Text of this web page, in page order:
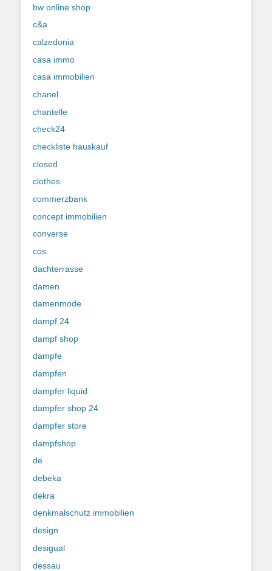
bw online shop
c&a
calzedonia
casa immo
casa immobilien
chanel
chantelle
check24
checkliste hauskauf
closed
clothes
commerzbank
concept immobilien
converse
cos
dachterrasse
damen
damenmode
dampf 24
dampf shop
dampfe
dampfen
dampfer liquid
dampfer shop 24
dampfer store
dampfshop
de
debeka
dekra
denkmalschutz immobilien
design
desigual
dessau